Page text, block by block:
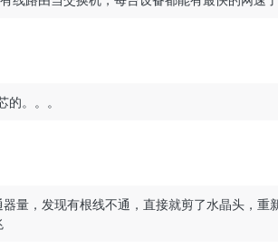
。。。
量，发现有根线不通，直接就剪了水晶头，重